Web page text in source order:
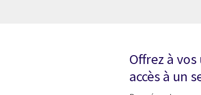
Offrez à
accès à un